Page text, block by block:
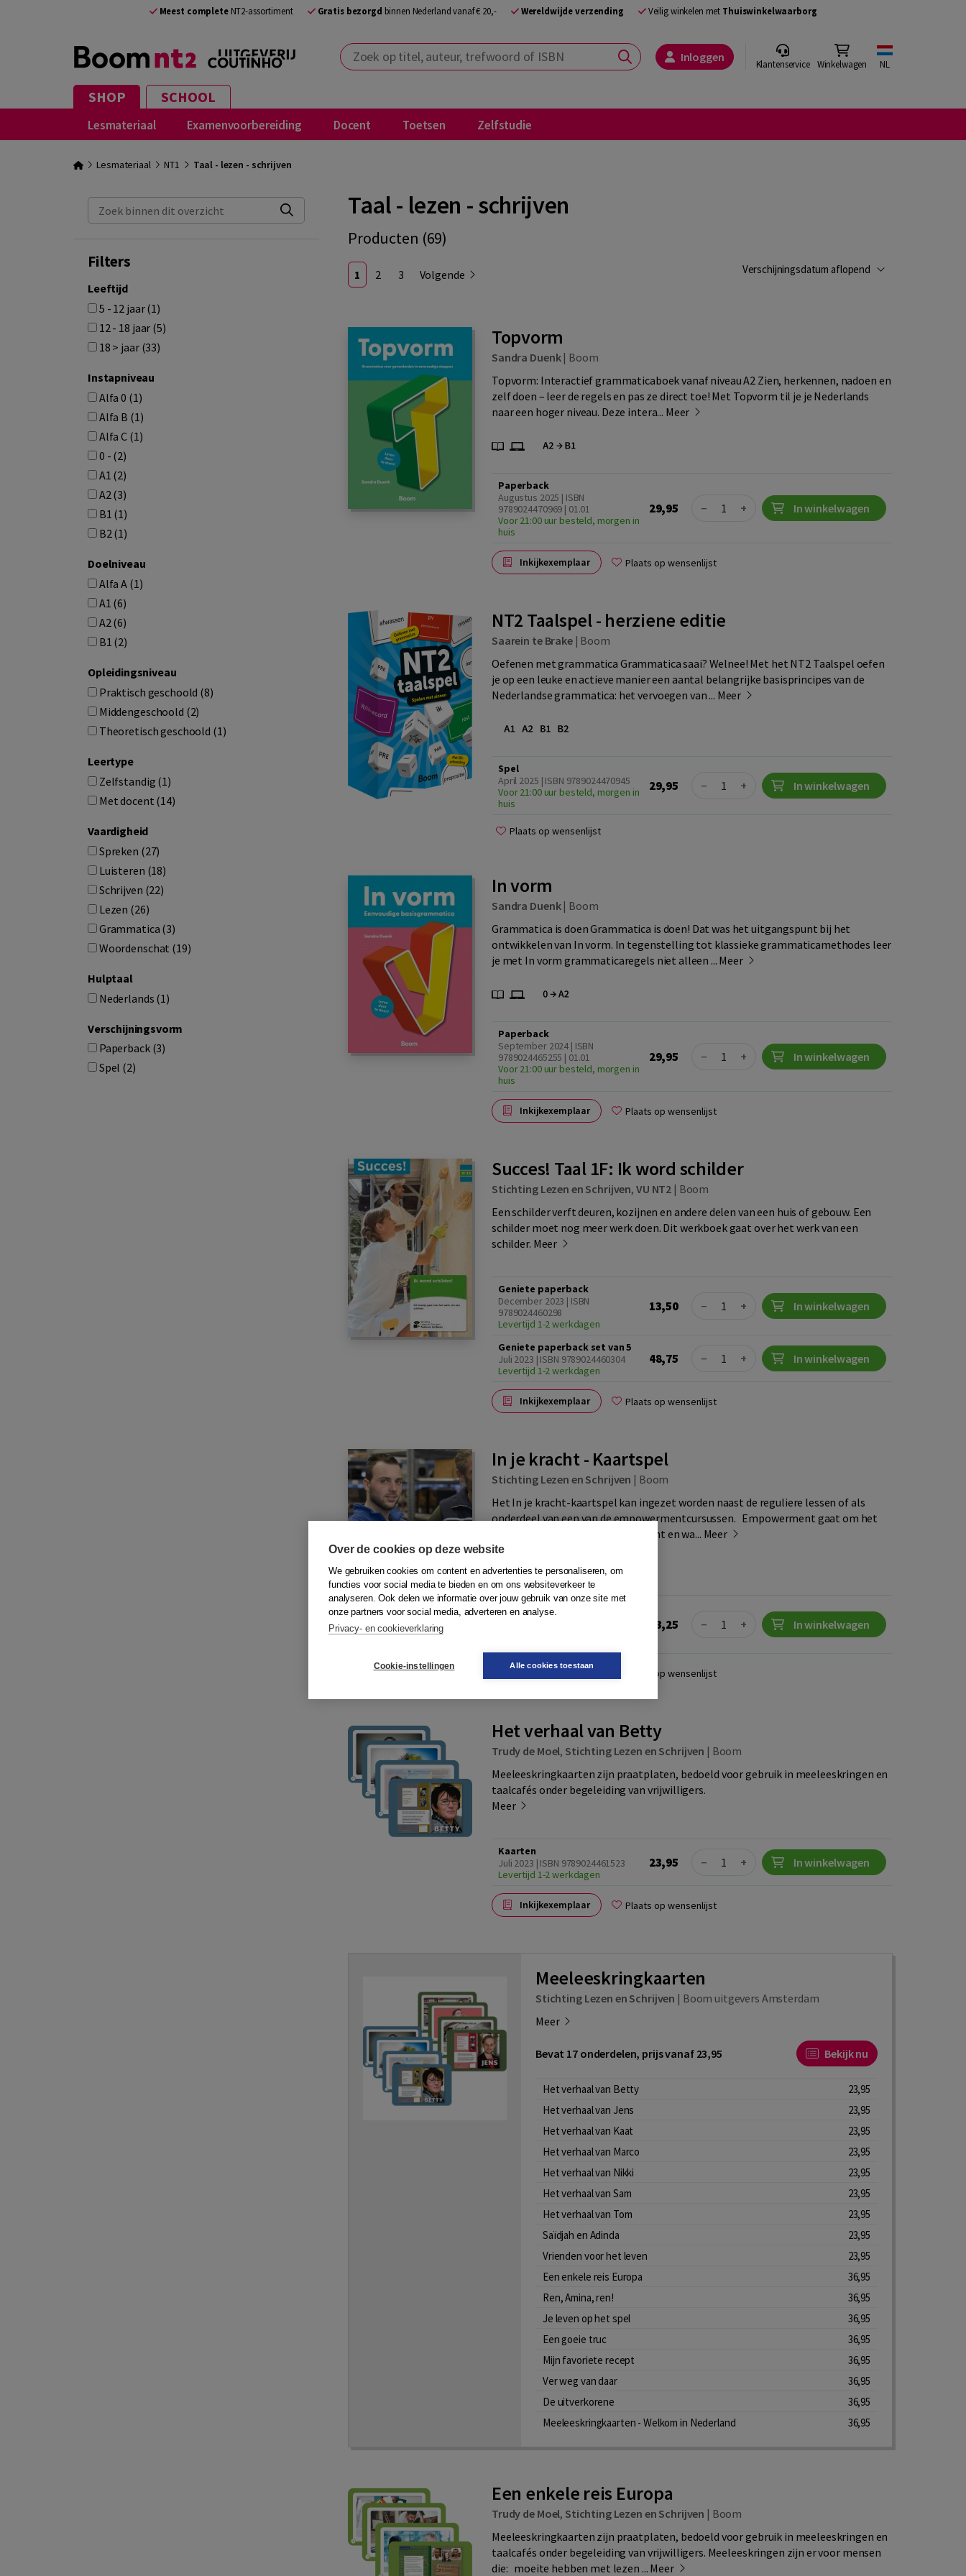
Meest completeNT2-assortiment Gratis bezorgd binnen Nederland vanaf € 20,- Wereldwijde verzending Veilig winkelen met Thuiswinkelwaarborg
Zoek op titel, auteur, trefwoord of ISBN Inloggen Klantenservice Winkelwagen NL
SHOP SCHOOL
Lesmateriaal Examenvoorbereiding Docent Toetsen Zelfstudie
Lesmateriaal NT1 Taal - lezen - schrijven
Zoek binnen dit overzicht
Filters
Leeftijd
5 - 12 jaar (1)
12 - 18 jaar (5)
18 > jaar (33)
Instapniveau
Alfa 0 (1)
Alfa B (1)
Alfa C (1)
0 - (2)
A1 (2)
A2 (3)
B1 (1)
B2 (1)
Doelniveau
Alfa A (1)
A1 (6)
A2 (6)
B1 (2)
Opleidingsniveau
Praktisch geschoold (8)
Middengeschoold (2)
Theoretisch geschoold (1)
Leertype
Zelfstandig (1)
Met docent (14)
Vaardigheid
Spreken (27)
Luisteren (18)
Schrijven (22)
Lezen (26)
Grammatica (3)
Woordenschat (19)
Hulptaal
Nederlands (1)
Verschijningsvorm
Paperback (3)
Spel (2)
Taal - lezen - schrijven
Producten (69)
1 2 3 Volgende Verschijningsdatum aflopend
Topvorm
Sandra Duenk| Boom
Topvorm: Interactief grammaticaboek vanaf niveau A2 Zien, herkennen, nadoen en
zelf doen – leer de regels en pas ze direct toe! Met Topvorm til je je Nederlands
naar een hoger niveau. Deze intera... Meer
Paperback
Augustus 2025 | ISBN
9789024470969 | 01.01
Voor 21:00 uur besteld, morgen in
huis
29,95 Quantity
− + In winkelwagen
Inkijkexemplaar Plaats op wensenlijst
NT2 Taalspel - herziene editie
Saarein te Brake| Boom
Oefenen met grammatica Grammatica saai? Welnee! Met het NT2 Taalspel oefen
je op een leuke en actieve manier een aantal belangrijke basisprincipes van de
Nederlandse grammatica: het vervoegen van ... Meer
Spel
April 2025 | ISBN 9789024470945
Voor 21:00 uur besteld, morgen in
huis
29,95 Quantity
− + In winkelwagen
Plaats op wensenlijst
In vorm
Sandra Duenk| Boom
Grammatica is doen Grammatica is doen! Dat was het uitgangspunt bij het
ontwikkelen van In vorm. In tegenstelling tot klassieke grammaticamethodes leer
je met In vorm grammaticaregels niet alleen ... Meer
Paperback
September 2024 | ISBN
9789024465255 | 01.01
Voor 21:00 uur besteld, morgen in
huis
29,95 Quantity
− + In winkelwagen
Inkijkexemplaar Plaats op wensenlijst
Succes! Taal 1F: Ik word schilder
Stichting Lezen en Schrijven, VU NT2 | Boom
Een schilder verft deuren, kozijnen en andere delen van een huis of gebouw. Een
schilder moet nog meer werk doen. Dit werkboek gaat over het werk van een
schilder. Meer
Geniete paperback
December 2023 | ISBN
9789024460298
Levertijd 1-2 werkdagen
13,50 Quantity
− + In winkelwagen
Geniete paperback set van 5
Juli 2023 | ISBN 9789024460304
Levertijd 1-2 werkdagen
48,75 Quantity
− + In winkelwagen
Inkijkexemplaar Plaats op wensenlijst
In je kracht - Kaartspel
Stichting Lezen en Schrijven | Boom
Het In je kracht-kaartspel kan ingezet worden naast de reguliere lessen of als
onderdeel van een van de empowermentcursussen. Empowerment gaat om het
ontdekken wat je wilt, wat je al kunt en wa... Meer
Spel
Juli 2023 | ISBN 9789024459216 |
43,25 Quantity
− + In winkelwagen
Inkijkexemplaar Plaats op wensenlijst
Het verhaal van Betty
Trudy de Moel, Stichting Lezen en Schrijven | Boom
Meeleeskringkaarten zijn praatplaten, bedoeld voor gebruik in meeleeskringen en
taalcafés onder begeleiding van vrijwilligers.
Meer
Kaarten
Juli 2023 | ISBN 9789024461523
Levertijd 1-2 werkdagen
23,95 Quantity
− + In winkelwagen
Inkijkexemplaar Plaats op wensenlijst
Meeleeskringkaarten
Stichting Lezen en Schrijven | Boom uitgevers Amsterdam
Meer
Bevat 17 onderdelen, prijs vanaf 23,95 Bekijk nu
Het verhaal van Betty
23,95
Het verhaal van Jens
23,95
Het verhaal van Kaat
23,95
Het verhaal van Marco
23,95
Het verhaal van Nikki
23,95
Het verhaal van Sam
23,95
Het verhaal van Tom
23,95
Saïdjah en Adinda
23,95
Vrienden voor het leven
23,95
Een enkele reis Europa
36,95
Ren, Amina, ren!
36,95
Je leven op het spel
36,95
Een goeie truc
36,95
Mijn favoriete recept
36,95
Ver weg van daar
36,95
De uitverkorene
36,95
Meeleeskringkaarten - Welkom in Nederland
36,95
Een enkele reis Europa
Trudy de Moel, Stichting Lezen en Schrijven | Boom
Meeleeskringkaarten zijn praatplaten, bedoeld voor gebruik in meeleeskringen en
taalcafés onder begeleiding van vrijwilligers. Meeleeskringen zijn er voor mensen
die: moeite hebben met lezen ... Meer
Over de cookies op deze website
We gebruiken cookies om content en advertenties te personaliseren, om
functies voor social media te bieden en om ons websiteverkeer te
analyseren. Ook delen we informatie over jouw gebruik van onze site met
onze partners voor social media, adverteren en analyse.
Privacy- en cookieverklaring
Cookie-instellingen Alle cookies toestaan